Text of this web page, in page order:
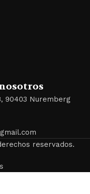
90403 Nuremberg
reservados.